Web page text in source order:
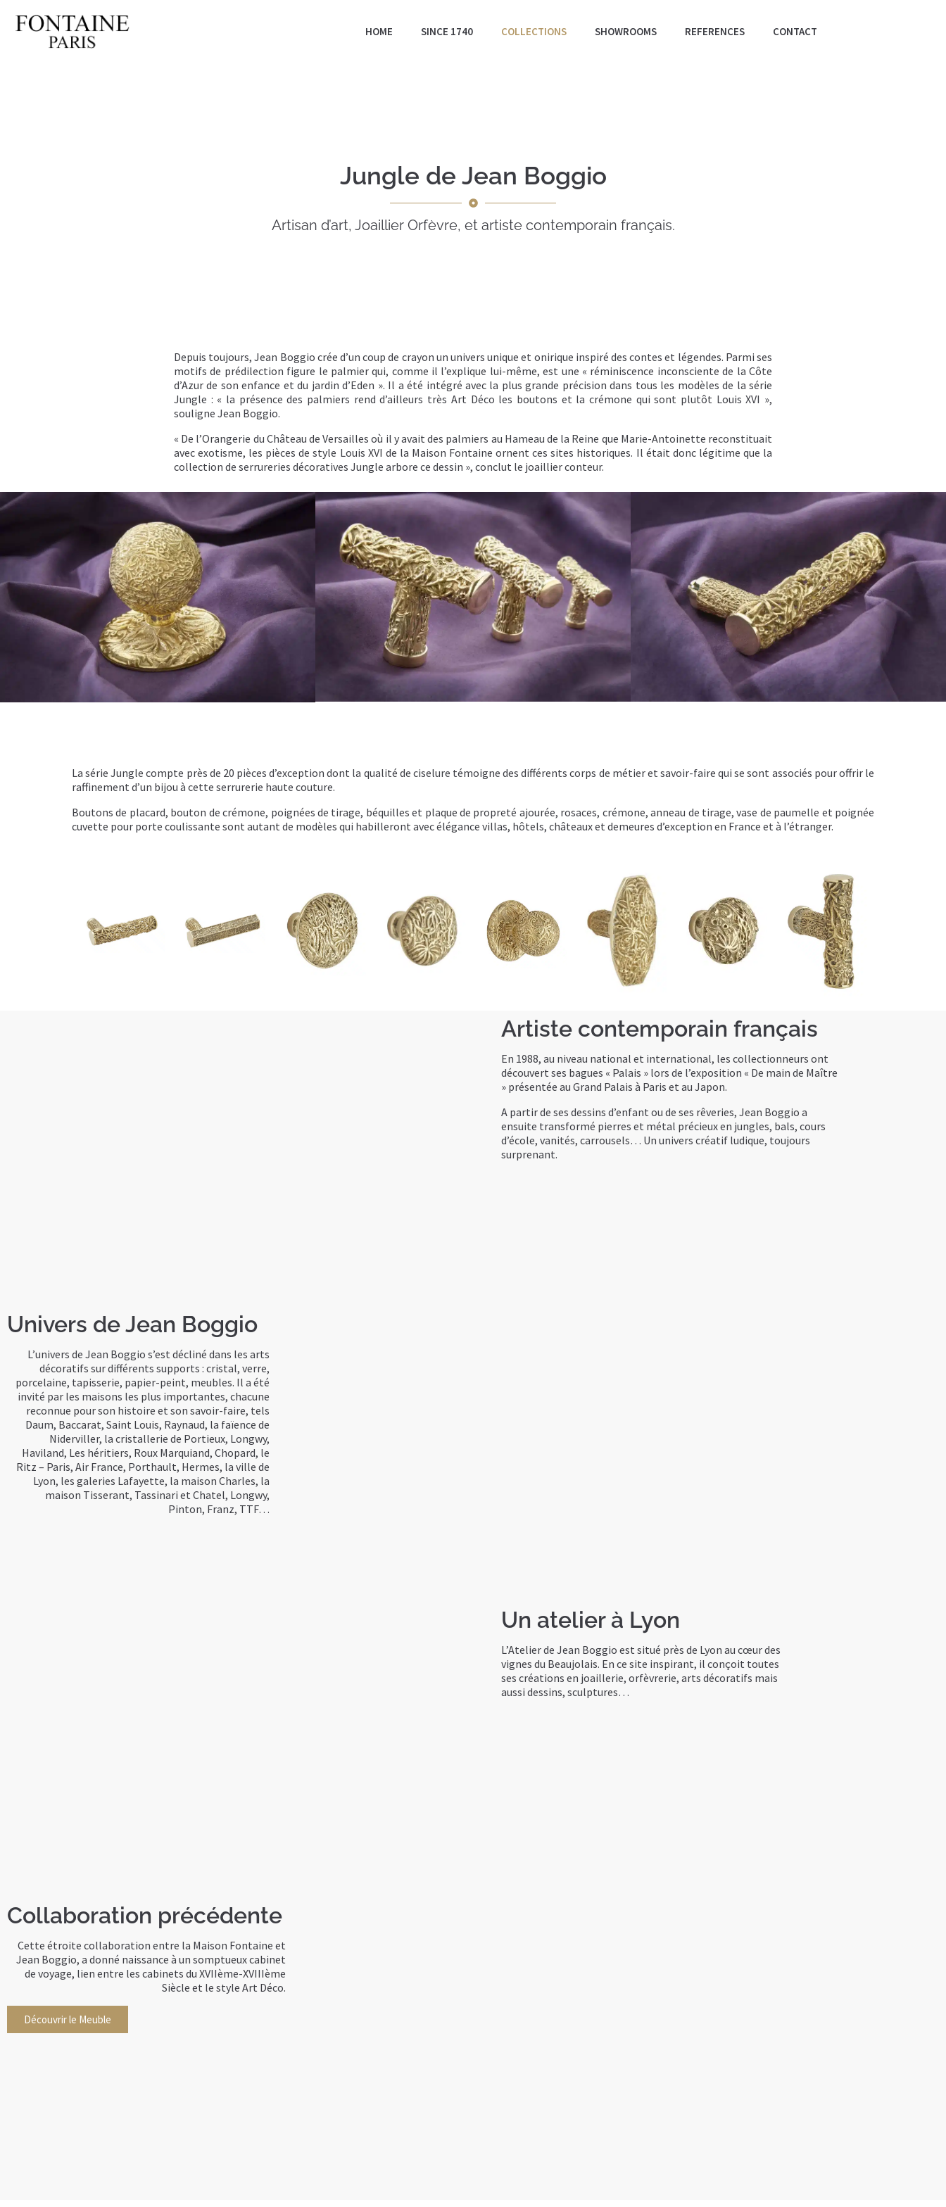
HOME SINCE 1740 COLLECTIONS SHOWROOMS REFERENCES CONTACT
Jungle de Jean Boggio
Artisan d’art, Joaillier Orfèvre, et artiste contemporain français.
Depuis toujours, Jean Boggio crée d’un coup de crayon un univers unique et onirique inspiré des contes et légendes. Parmi ses
motifs de prédilection figure le palmier qui, comme il l’explique lui-même, est une « réminiscence inconsciente de la Côte
d’Azur de son enfance et du jardin d’Eden ». Il a été intégré avec la plus grande précision dans tous les modèles de la série
Jungle : « la présence des palmiers rend d’ailleurs très Art Déco les boutons et la crémone qui sont plutôt Louis XVI »,
souligne Jean Boggio.
« De l’Orangerie du Château de Versailles où il y avait des palmiers au Hameau de la Reine que Marie-Antoinette reconstituait
avec exotisme, les pièces de style Louis XVI de la Maison Fontaine ornent ces sites historiques. Il était donc légitime que la
collection de serrureries décoratives Jungle arbore ce dessin », conclut le joaillier conteur.
La série Jungle compte près de 20 pièces d’exception dont la qualité de ciselure témoigne des différents corps de métier et savoir-faire qui se sont associés pour offrir le
raffinement d’un bijou à cette serrurerie haute couture.
Boutons de placard, bouton de crémone, poignées de tirage, béquilles et plaque de propreté ajourée, rosaces, crémone, anneau de tirage, vase de paumelle et poignée
cuvette pour porte coulissante sont autant de modèles qui habilleront avec élégance villas, hôtels, châteaux et demeures d’exception en France et à l’étranger.
Artiste contemporain français
En 1988, au niveau national et international, les collectionneurs ont
découvert ses bagues « Palais » lors de l’exposition « De main de Maître
» présentée au Grand Palais à Paris et au Japon.
A partir de ses dessins d’enfant ou de ses rêveries, Jean Boggio a
ensuite transformé pierres et métal précieux en jungles, bals, cours
d’école, vanités, carrousels… Un univers créatif ludique, toujours
surprenant.
Univers de Jean Boggio
L’univers de Jean Boggio s’est décliné dans les arts
décoratifs sur différents supports : cristal, verre,
porcelaine, tapisserie, papier-peint, meubles. Il a été
invité par les maisons les plus importantes, chacune
reconnue pour son histoire et son savoir-faire, tels
Daum, Baccarat, Saint Louis, Raynaud, la faïence de
Niderviller, la cristallerie de Portieux, Longwy,
Haviland, Les héritiers, Roux Marquiand, Chopard, le
Ritz – Paris, Air France, Porthault, Hermes, la ville de
Lyon, les galeries Lafayette, la maison Charles, la
maison Tisserant, Tassinari et Chatel, Longwy,
Pinton, Franz, TTF…
Un atelier à Lyon
L’Atelier de Jean Boggio est situé près de Lyon au cœur des
vignes du Beaujolais. En ce site inspirant, il conçoit toutes
ses créations en joaillerie, orfèvrerie, arts décoratifs mais
aussi dessins, sculptures…
Collaboration précédente
Cette étroite collaboration entre la Maison Fontaine et
Jean Boggio, a donné naissance à un somptueux cabinet
de voyage, lien entre les cabinets du XVIIème-XVIIIème
Siècle et le style Art Déco.
Découvrir le Meuble